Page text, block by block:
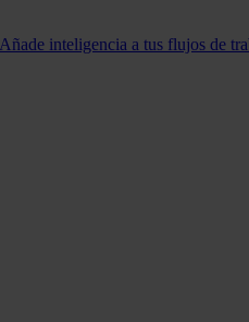
Añade inteligencia a tus flujos de